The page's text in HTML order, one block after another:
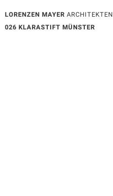
LORENZEN MAYER ARCHITEKTEN
026 KLARASTIFT MÜNSTER